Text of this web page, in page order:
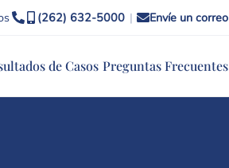
(262) 632-5000 | Envíe un correo
de Casos Preguntas Frecuentes